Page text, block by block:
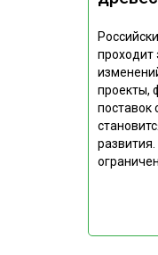
проходит
проекты,
поставок